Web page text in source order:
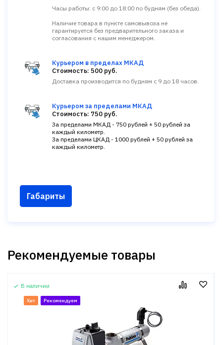
Часы работы: с 9:00 до 18:00 по будням (без обеда).
Наличие товара в пункте самовывоза не
гарантируется без предварительного заказа и
согласования с нашим менеджером.
Курьером в пределах МКАД
Стоимость: 500 руб.
Доставка производится по будням с 9 до 18 часов.
Курьером за пределами МКАД
Стоимость: 750 руб.
За пределами МКАД - 750 рублей + 50 рублей за
каждый километр.
За пределами ЦКАД - 1000 рублей + 50 рублей за
каждый километр.
Габариты
Рекомендуемые товары
В наличии
Хит Рекомендуем